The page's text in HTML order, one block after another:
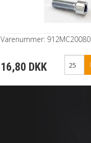
Varenummer: 912MC20080
16,80 DKK